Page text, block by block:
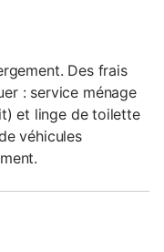
Des frais
: service ménage
et linge de toilette
véhicules